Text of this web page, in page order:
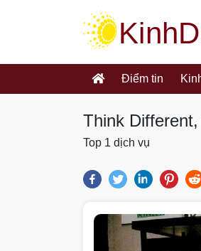
Điểm tin
Think
Top 1 dịch vụ